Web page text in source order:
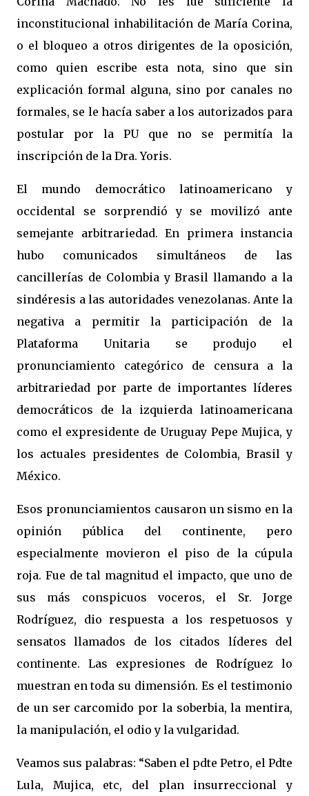
inconstitucional inhabilitación de María Corina,
o el bloqueo a otros dirigentes de la oposición,
como quien escribe esta nota, sino que sin
explicación formal alguna, sino por canales no
formales, se le hacía saber a los autorizados para
postular por la PU que no se permitía la
inscripción de la Dra. Yoris.
El mundo democrático latinoamericano y
occidental se sorprendió y se movilizó ante
semejante arbitrariedad. En primera instancia
hubo comunicados simultáneos de las
cancillerías de Colombia y Brasil llamando a la
sindéresis a las autoridades venezolanas. Ante la
negativa a permitir la participación de la
Plataforma Unitaria se produjo el
pronunciamiento categórico de censura a la
arbitrariedad por parte de importantes líderes
democráticos de la izquierda latinoamericana
como el expresidente de Uruguay Pepe Mujica, y
los actuales presidentes de Colombia, Brasil y
México.
Esos pronunciamientos causaron un sismo en la
opinión pública del continente, pero
especialmente movieron el piso de la cúpula
roja. Fue de tal magnitud el impacto, que uno de
sus más conspicuos voceros, el Sr. Jorge
Rodríguez, dio respuesta a los respetuosos y
sensatos llamados de los citados líderes del
continente. Las expresiones de Rodríguez lo
muestran en toda su dimensión. Es el testimonio
de un ser carcomido por la soberbia, la mentira,
la manipulación, el odio y la vulgaridad.
Veamos sus palabras: “Saben el pdte Petro, el Pdte
Lula, Mujica, etc, del plan insurreccional y